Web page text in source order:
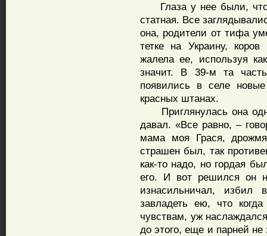
Глаза у нее были, что
статная. Все
она, родители от тифа
тетке на Украину,
жалела ее, используя
значит. В 39-м та
появились в селе
красных штанах.
Приглянулась она
давал. «Все равно, –
мама моя Грася,
страшен был, так
как-то надо, но гордая
его. И вот решился он
изнасильничал,
завладеть ею, что
чувствам, уж
до этого, еще и парней